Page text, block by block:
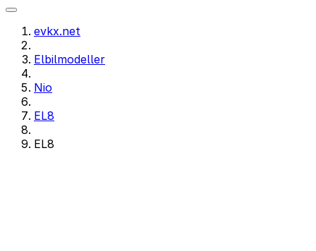
evkx.net
Elbilmodeller
Nio
EL8
EL8